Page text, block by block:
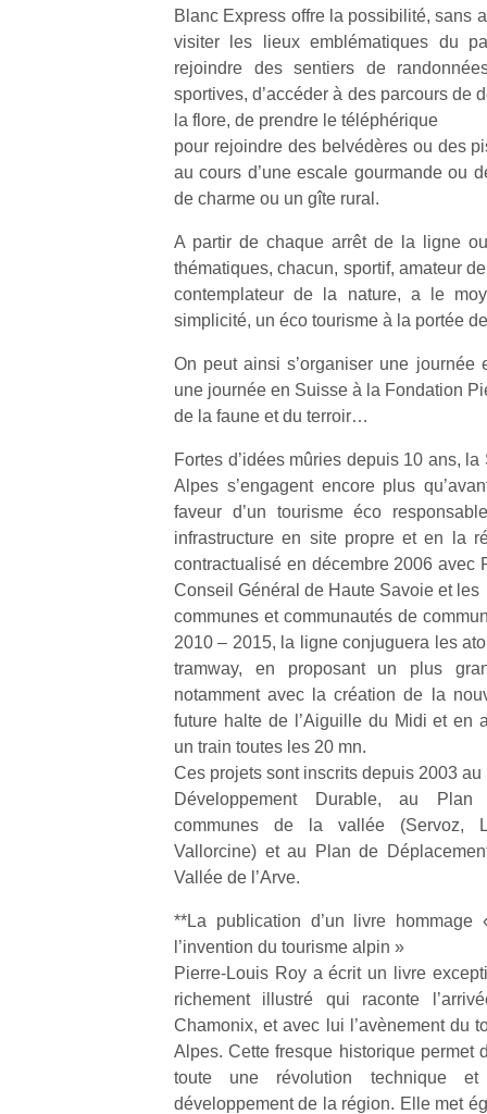
Blanc Express offre la possibilité, sans
visiter les lieux emblématiques du
rejoindre des sentiers de
sportives, d’accéder à des parcours de
la flore, de prendre le téléphérique
pour rejoindre des belvédères ou des
au cours d’une escale gourmande ou
de charme ou un gîte rural.
A partir de chaque arrêt de la ligne
thématiques, chacun, sportif, amateur
contemplateur de la nature, a le
simplicité, un éco tourisme à la portée
On peut ainsi s’organiser une journée
une journée en Suisse à la Fondation
de la faune et du terroir…
Fortes d’idées mûries depuis 10 ans,
Alpes s’engagent encore plus
faveur d’un tourisme éco
infrastructure en site propre et en la
contractualisé en décembre 2006 avec
Conseil Général de Haute Savoie et les
communes et communautés de
2010 – 2015, la ligne conjuguera les
tramway, en proposant un plus
notamment avec la création de la
future halte de l’Aiguille du Midi et en
un train toutes les 20 mn.
Ces projets sont inscrits depuis 2003 au
Développement Durable, au Plan
communes de la vallée (Servoz,
Vallorcine) et au Plan de
Vallée de l’Arve.
**La publication d’un livre hommage
l’invention du tourisme alpin »
Pierre-Louis Roy a écrit un livre
richement illustré qui raconte
Chamonix, et avec lui l’avènement du
Alpes. Cette fresque historique permet
toute une révolution technique
développement de la région. Elle met